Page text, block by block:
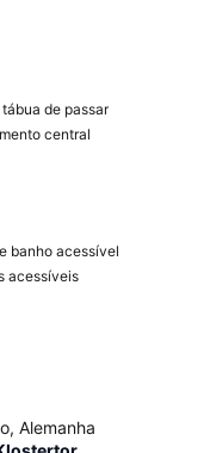
tábua de passar
central
banho acessível
acessíveis
Alemanha